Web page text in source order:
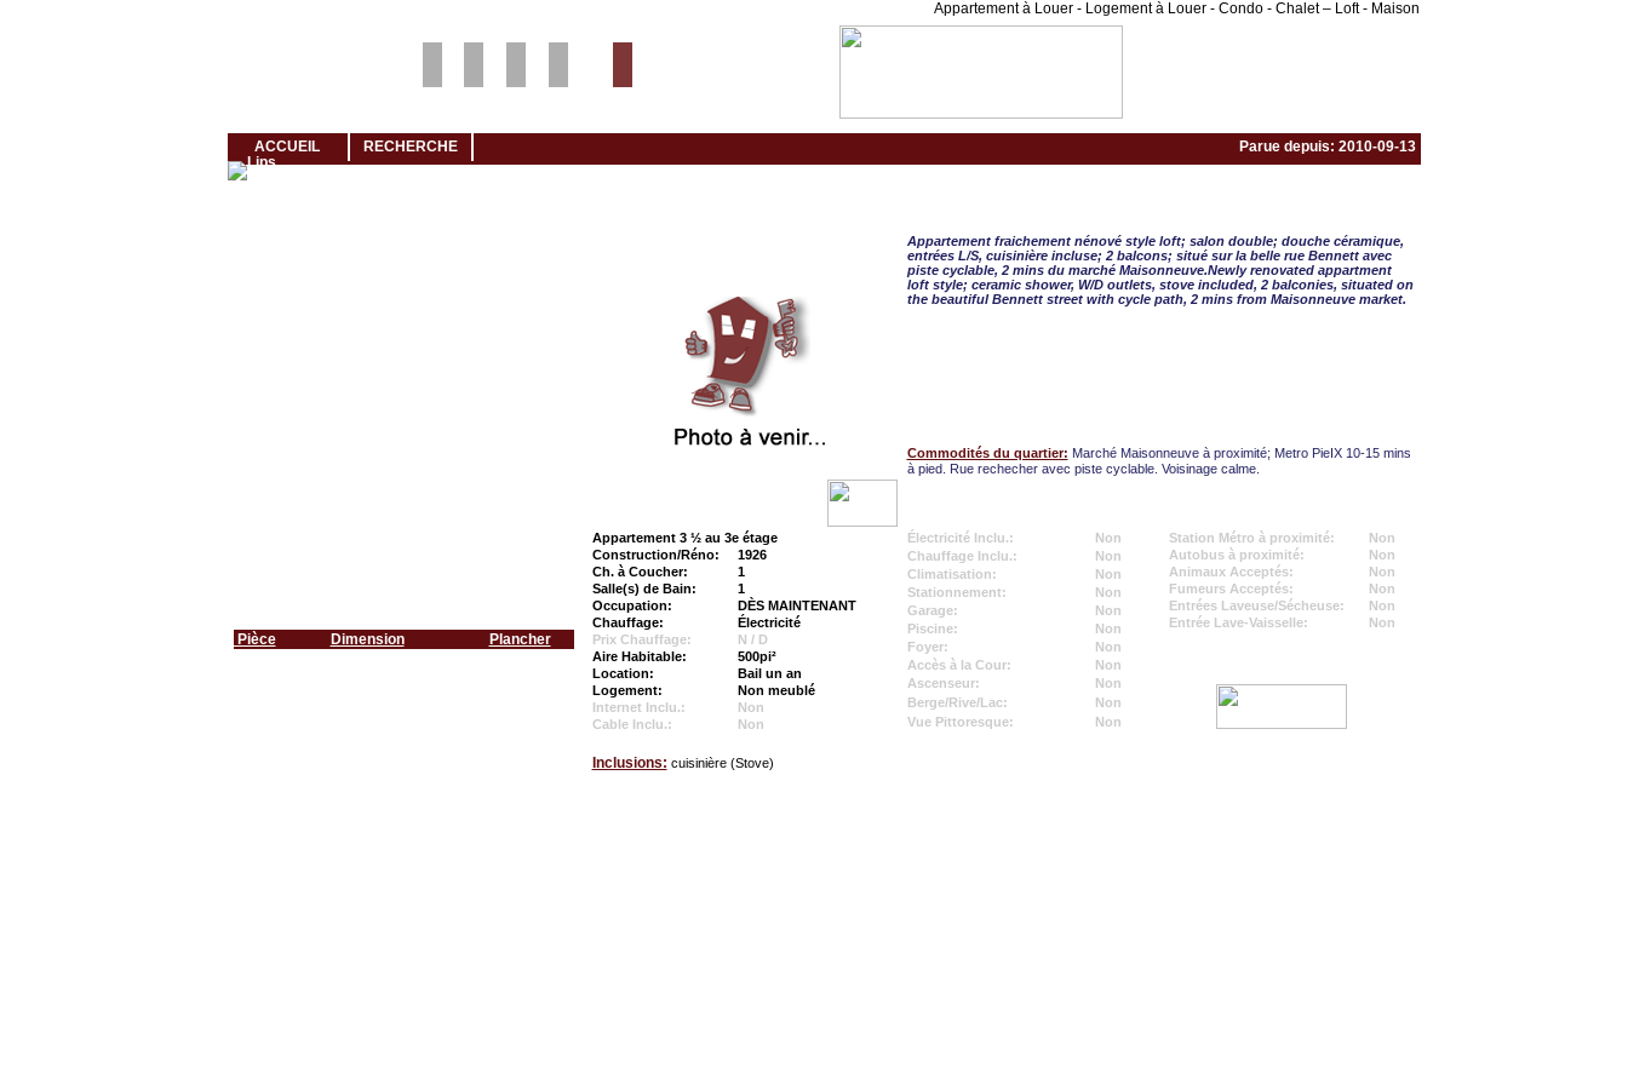
Appartement à Louer - Logement à Louer - Condo - Chalet – Loft - Maison
ACCUEIL RECHERCHE Parue depuis: 2010-09-13
Pièce Dimension Plancher
Appartement fraichement nénové style loft; salon double; douche céramique,
entrées L/S, cuisinière incluse; 2 balcons; situé sur la belle rue Bennett avec
piste cyclable, 2 mins du marché Maisonneuve.Newly renovated appartment
loft style; ceramic shower, W/D outlets, stove included, 2 balconies, situated on
the beautiful Bennett street with cycle path, 2 mins from Maisonneuve market.
Commodités du quartier: Marché Maisonneuve à proximité; Metro PieIX 10-15 mins
à pied. Rue rechecher avec piste cyclable. Voisinage calme.
Appartement 3 ½ au 3e étage
Construction/Réno:
1926
Ch. à Coucher:
1
Salle(s) de Bain:
1
Occupation:
DÈS MAINTENANT
Chauffage:
Électricité
Prix Chauffage:
N / D
Aire Habitable:
500pi²
Location:
Bail un an
Logement:
Non meublé
Internet Inclu.:
Non
Cable Inclu.:
Non
Électricité Inclu.:
Non
Chauffage Inclu.:
Non
Climatisation:
Non
Stationnement:
Non
Garage:
Non
Piscine:
Non
Foyer:
Non
Accès à la Cour:
Non
Ascenseur:
Non
Berge/Rive/Lac:
Non
Vue Pittoresque:
Non
Station Métro à proximité:
Non
Autobus à proximité:
Non
Animaux Acceptés:
Non
Fumeurs Acceptés:
Non
Entrées Laveuse/Sécheuse:
Non
Entrée Lave-Vaisselle:
Non
Inclusions: cuisinière (Stove)